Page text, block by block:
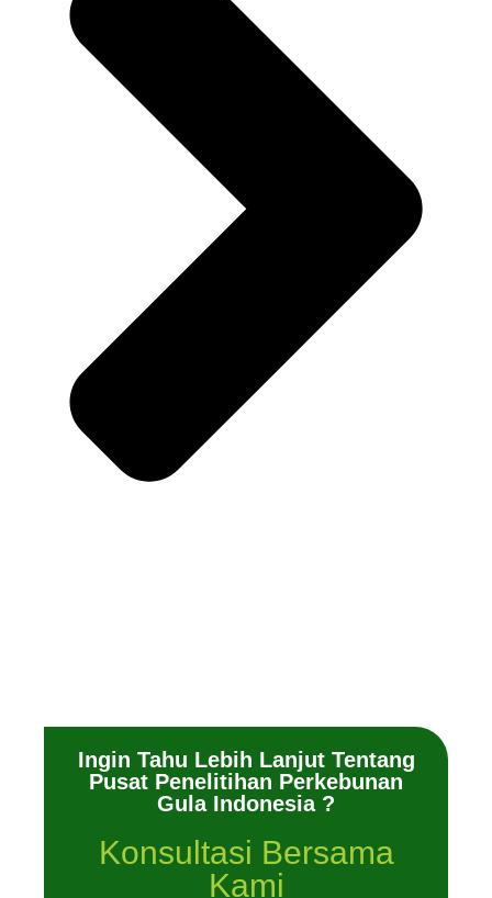
Ingin Tahu Lebih Lanjut Tentang
Pusat Penelitihan Perkebunan
Gula Indonesia ?
Konsultasi Bersama
Kami